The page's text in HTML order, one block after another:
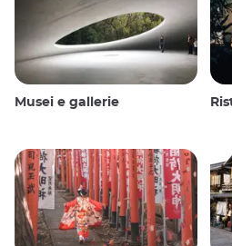
Musei e gallerie